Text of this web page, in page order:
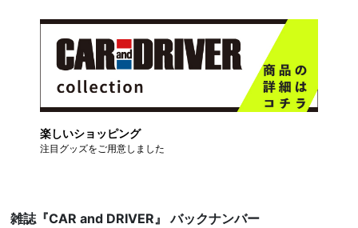
楽しいショッピング
注目グッズをご用意しました
雑誌『CAR and DRIVER』 バックナンバー